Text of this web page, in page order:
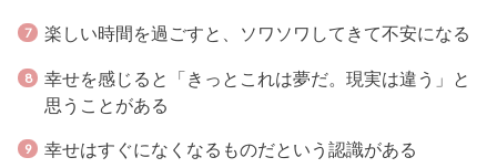
楽しい時間を過ごすと、ソワソワしてきて不安になる
幸せを感じると「きっとこれは夢だ。現実は違う」と
思うことがある
幸せはすぐになくなるものだという認識がある